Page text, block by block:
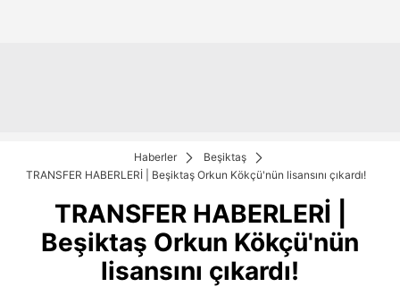
Haberler
Beşiktaş
TRANSFER HABERLERİ | Beşiktaş Orkun Kökçü'nün lisansını çıkardı!
TRANSFER HABERLERİ |
Beşiktaş Orkun Kökçü'nün
lisansını çıkardı!